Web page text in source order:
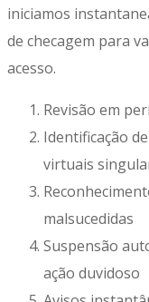
iniciamos
de checagem para
acesso.
Revisão em
Identificação
virtuais
malsucedidas
Suspensão
ação duvidoso